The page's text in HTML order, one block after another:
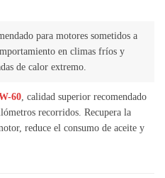
para motores sometidos a
en climas fríos y
de calor extremo.
60, calidad superior recomendado
recorridos. Recupera la
reduce el consumo de aceite y